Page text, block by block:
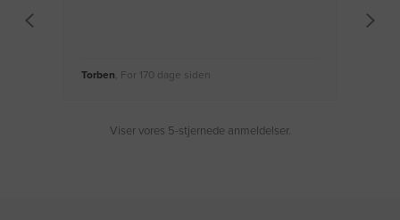
Torben , For 170 dage siden
Viser vores 5-stjernede anmeldelser.